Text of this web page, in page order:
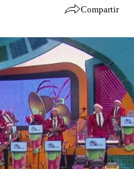
Compartir